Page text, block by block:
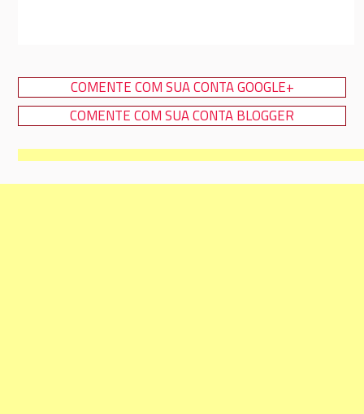
COMENTE COM SUA CONTA GOOGLE+
COMENTE COM SUA CONTA BLOGGER